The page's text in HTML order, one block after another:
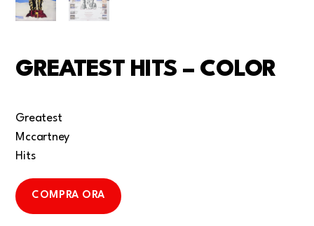
GREATEST HITS – COLOR
Greatest
Mccartney
Hits
COMPRA ORA